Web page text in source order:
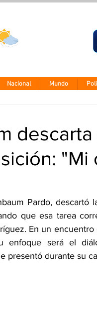
Nacional Mundo
"Mi
Pardo, descartó
que esa tarea
En un
enfoque será el
presentó durante su